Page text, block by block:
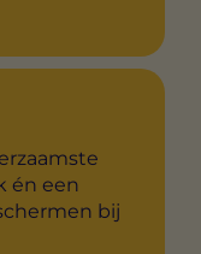
én een
bij